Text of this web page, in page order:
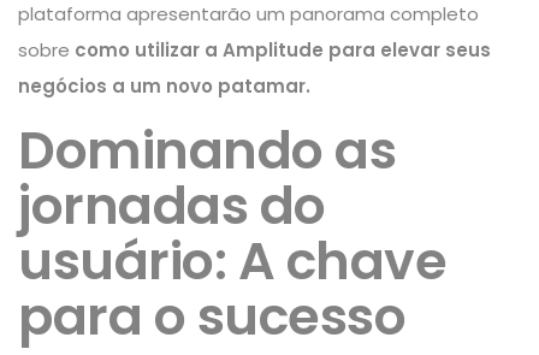
plataforma apresentarão um panorama completo
sobre como utilizar a Amplitude para elevar seus
negócios a um novo patamar.
Dominando as
jornadas do
usuário: A chave
para o sucesso